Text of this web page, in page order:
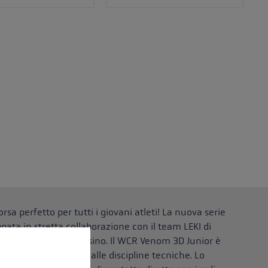
perfetto per tutti i giovani atleti! La nuova serie
in stretta collaborazione con il team LEKI di
tecnica Marta Bassino. Il WCR Venom 3D Junior è
appositamente alle discipline tecniche. Lo